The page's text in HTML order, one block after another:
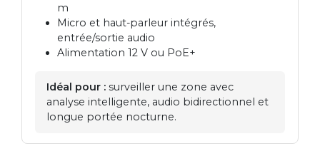
m
Micro et haut-parleur intégrés,
entrée/sortie audio
Alimentation 12 V ou PoE+
Idéal pour : surveiller une zone avec
analyse intelligente, audio bidirectionnel et
longue portée nocturne.